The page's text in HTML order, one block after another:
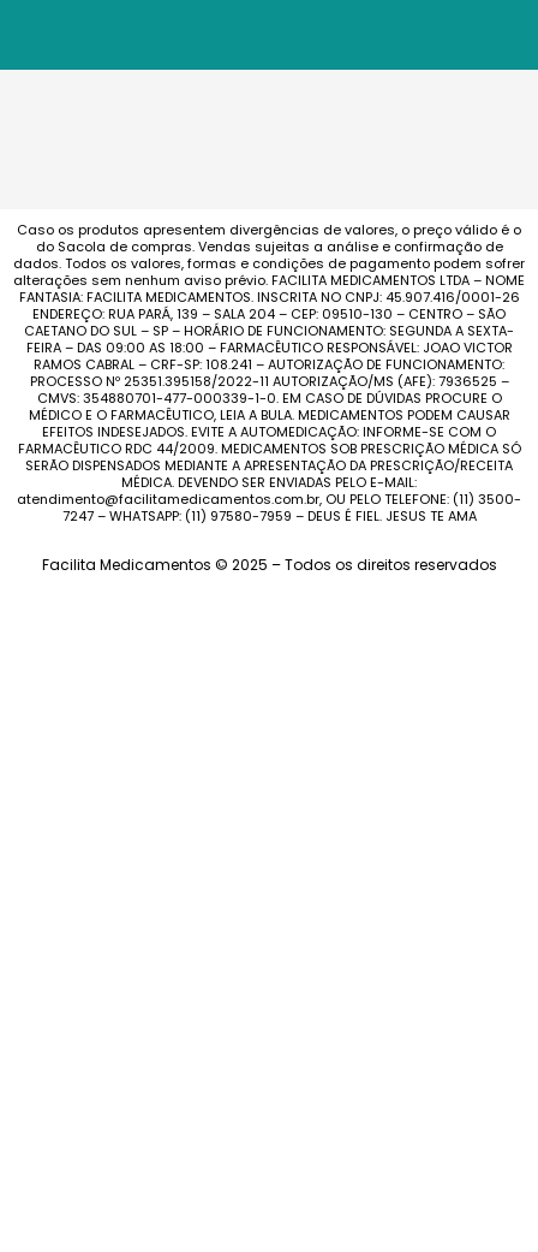
Caso os produtos apresentem divergências de valores, o preço válido é o
do Sacola de compras. Vendas sujeitas a análise e confirmação de
dados. Todos os valores, formas e condições de pagamento podem sofrer
alterações sem nenhum aviso prévio. FACILITA MEDICAMENTOS LTDA – NOME
FANTASIA: FACILITA MEDICAMENTOS. INSCRITA NO CNPJ: 45.907.416/0001-26
ENDEREÇO: RUA PARÁ, 139 – SALA 204 – CEP: 09510-130 – CENTRO – SÃO
CAETANO DO SUL – SP – HORÁRIO DE FUNCIONAMENTO: SEGUNDA A SEXTA-
FEIRA – DAS 09:00 AS 18:00 – FARMACÊUTICO RESPONSÁVEL: JOAO VICTOR
RAMOS CABRAL – CRF-SP: 108.241 – AUTORIZAÇÃO DE FUNCIONAMENTO:
PROCESSO Nº 25351.395158/2022-11 AUTORIZAÇÃO/MS (AFE): 7936525 –
CMVS: 354880701-477-000339-1-0. EM CASO DE DÚVIDAS PROCURE O
MÉDICO E O FARMACÊUTICO, LEIA A BULA. MEDICAMENTOS PODEM CAUSAR
EFEITOS INDESEJADOS. EVITE A AUTOMEDICAÇÃO: INFORME-SE COM O
FARMACÊUTICO RDC 44/2009. MEDICAMENTOS SOB PRESCRIÇÃO MÉDICA SÓ
SERÃO DISPENSADOS MEDIANTE A APRESENTAÇÃO DA PRESCRIÇÃO/RECEITA
MÉDICA. DEVENDO SER ENVIADAS PELO E-MAIL:
atendimento@facilitamedicamentos.com.br, OU PELO TELEFONE: (11) 3500-
7247 – WHATSAPP: (11) 97580-7959 – DEUS É FIEL. JESUS TE AMA
Facilita Medicamentos © 2025 – Todos os direitos reservados